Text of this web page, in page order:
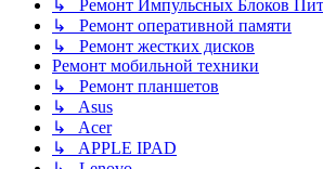
↳ Ремонт Импульсных Блоков
↳ Ремонт оперативной памяти
↳ Ремонт жестких дисков
Ремонт мобильной техники
↳ Ремонт планшетов
↳ Asus
↳ Acer
↳ APPLE IPAD